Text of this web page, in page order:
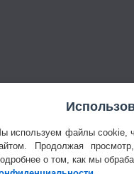
используем файлы cookie,
Продолжая
о том, как мы